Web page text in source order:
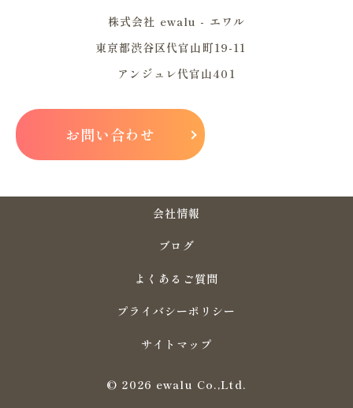
株式会社 ewalu - エワル
東京都渋谷区代官山町19-11
アンジュレ代官山401
お問い合わせ
会社情報
ブログ
よくあるご質問
プライバシーポリシー
サイトマップ
© 2026 ewalu Co.,Ltd.